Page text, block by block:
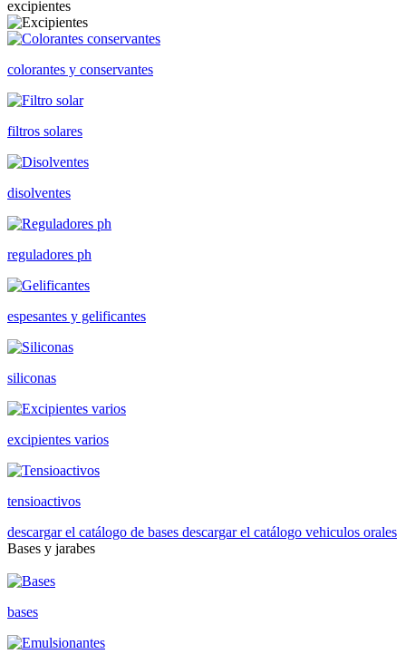
excipientes
colorantes y conservantes
filtros solares
disolventes
reguladores ph
espesantes y gelificantes
siliconas
excipientes varios
tensioactivos
descargar el catálogo de bases descargar el catálogo vehiculos orales
Bases y jarabes
bases